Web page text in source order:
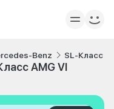
Benz SL-Класс
AMG VI